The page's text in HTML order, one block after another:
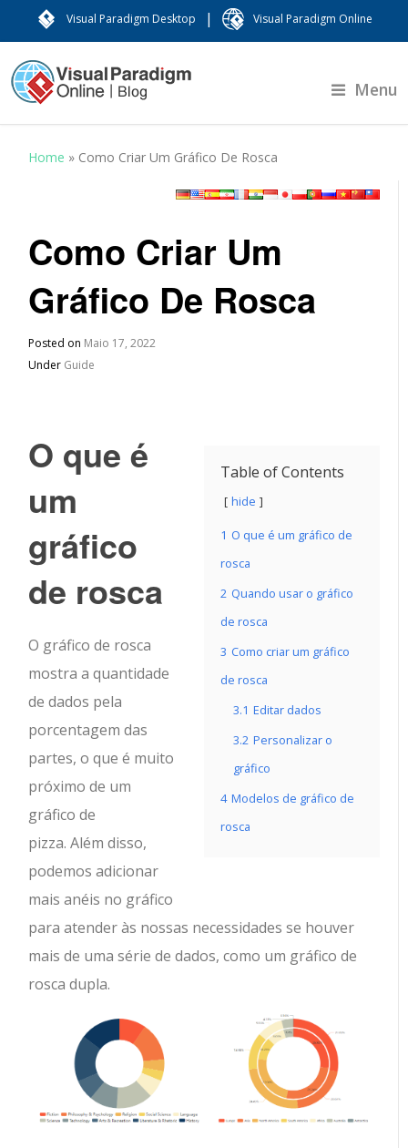
Visual Paradigm Desktop | Visual Paradigm Online
Menu
Home » Como Criar Um Gráfico De Rosca
Como Criar Um
Gráfico De Rosca
Posted on Maio 17, 2022
Under Guide
Table of Contents
hide
1 O que é um gráfico de
rosca
2 Quando usar o gráfico
de rosca
3 Como criar um gráfico
de rosca
3.1 Editar dados
3.2 Personalizar o
gráfico
4 Modelos de gráfico de
rosca
O que é
um
gráfico
de rosca
O gráfico de rosca
mostra a quantidade
de dados pela
porcentagem das
partes, o que é muito
próximo de um
gráfico de
pizza. Além disso,
podemos adicionar
mais anéis no gráfico
para atender às nossas necessidades se houver
mais de uma série de dados, como um gráfico de
rosca dupla.